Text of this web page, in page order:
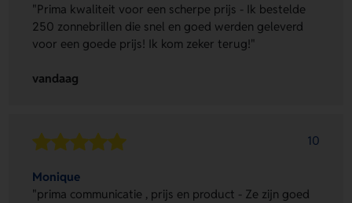
"Prima kwaliteit voor een scherpe prijs - Ik bestelde
250 zonnebrillen die snel en goed werden geleverd
voor een goede prijs! Ik kom zeker terug!"
vandaag
10
Monique
"prima communicatie , prijs en product - Ze zijn goed